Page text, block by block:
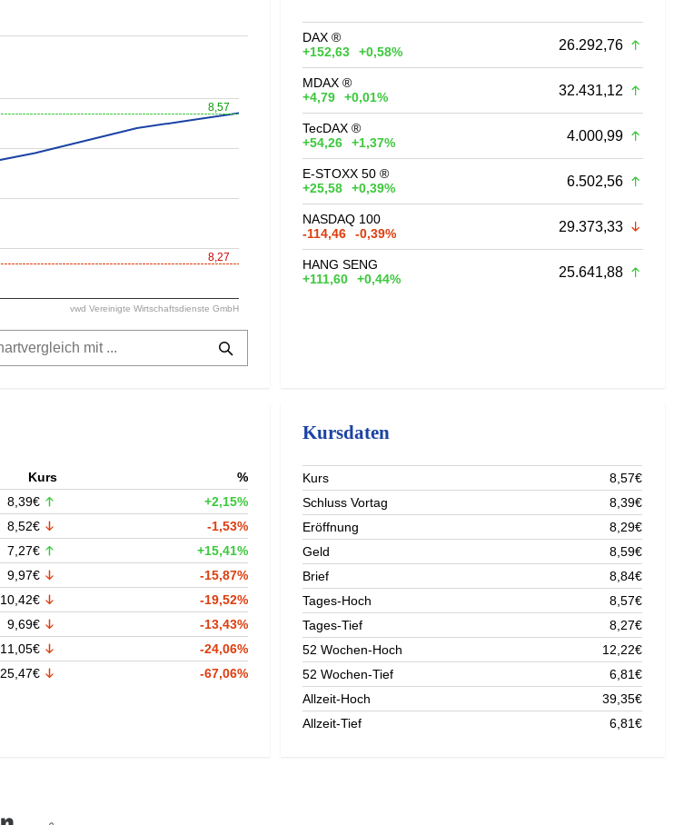
8,57
8,27
vwd Vereinigte Wirtschaftsdienste GmbH
DAX ®
+152,63
+0,58% 26.292,76
MDAX ®
+4,79
+0,01% 32.431,12
TecDAX ®
+54,26
+1,37% 4.000,99
E-STOXX 50 ®
+25,58
+0,39% 6.502,56
NASDAQ 100
-114,46
-0,39% 29.373,33
HANG SENG
+111,60
+0,44% 25.641,88
Kurs
%
8,39€
+2,15%
8,52€
-1,53%
7,27€
+15,41%
9,97€
-15,87%
10,42€
-19,52%
9,69€
-13,43%
11,05€
-24,06%
25,47€ -67,06%
Kursdaten
Kurs
8,57€
Schluss Vortag
8,39€
Eröffnung
8,29€
Geld
8,59€
Brief
8,84€
Tages-Hoch
8,57€
Tages-Tief
8,27€
52 Wochen-Hoch
12,22€
52 Wochen-Tief
6,81€
Allzeit-Hoch
39,35€
Allzeit-Tief
6,81€